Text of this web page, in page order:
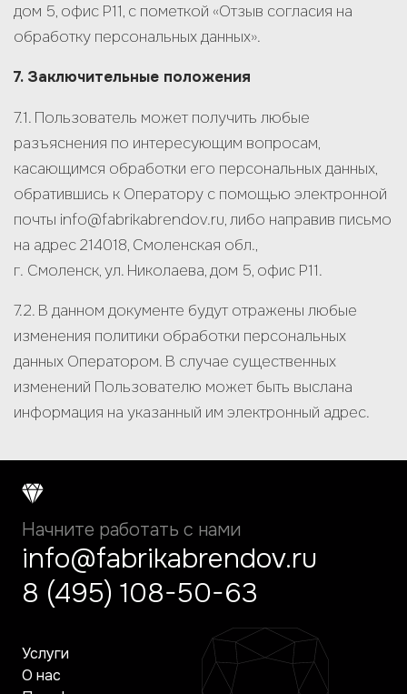
дом 5, офис Р11, с пометкой «Отзыв согласия на
обработку персональных данных».
7. Заключительные положения
7.1. Пользователь может получить любые
разъяснения по интересующим вопросам,
касающимся обработки его персональных данных,
обратившись к Оператору с помощью электронной
почты info@fabrikabrendov.ru, либо направив письмо
на адрес 214018, Смоленская обл.,
г. Смоленск, ул. Николаева, дом 5, офис Р11.
7.2. В данном документе будут отражены любые
изменения политики обработки персональных
данных Оператором. В случае существенных
изменений Пользователю может быть выслана
информация на указанный им электронный адрес.
Начните работать с нами
info@fabrikabrendov.ru
8 (495) 108-50-63
Услуги
О нас